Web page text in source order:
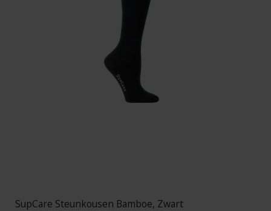
SupCare Steunkousen Bamboe, Zwart